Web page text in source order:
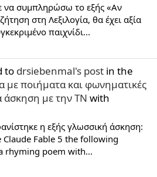
να συμπληρώσω το εξής «Αν
στη Λεξιλογία, θα έχει αξία
παιχνίδι...
to drsiebenmal's post in the
με ποιήματα και φωνηματικές
άσκηση με την ΤΝ with
η εξής γλωσσική άσκηση:
Claude Fable 5 the following
rhyming poem with...